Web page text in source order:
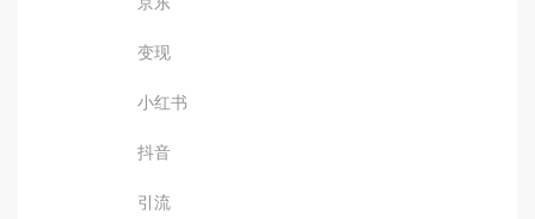
变现
小红书
抖音
引流